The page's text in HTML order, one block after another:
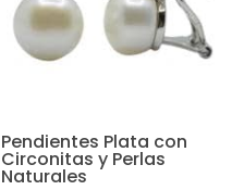
Pendientes Plata con
Circonitas y Perlas
Naturales